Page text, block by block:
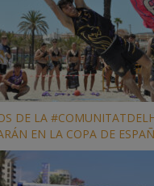
DE LA
EN LA COPA DE